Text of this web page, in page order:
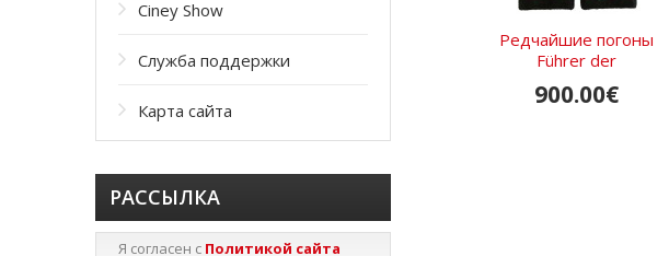
Редчайшие погоны
Führer der
Kraftfahrtechnische
Lehranstalt der Waffen-SS
900.00€
Ciney Show
Служба поддержки
Карта сайта
РАССЫЛКА
Я согласен с Политикой сайта